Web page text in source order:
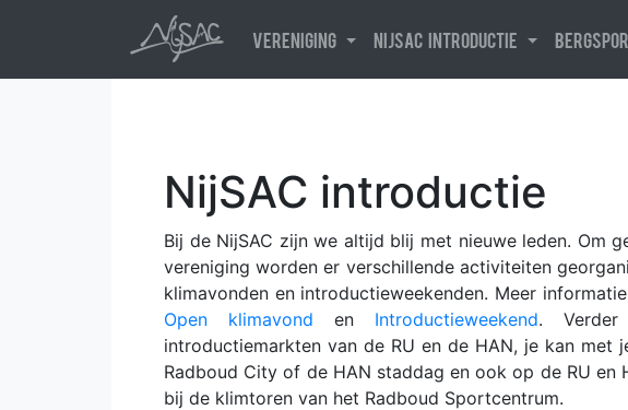
Vereniging NijSAC introductie
NijSAC introductie
Bij de NijSAC zijn we altijd blij met nieuwe leden. Om
vereniging worden er verschillende activiteiten
klimavonden en introductieweekenden. Meer
Open klimavond en Introductieweekend.
introductiemarkten van de RU en de HAN, je kan met
Radboud City of de HAN staddag en ook op de RU en
bij de klimtoren van het Radboud Sportcentrum.